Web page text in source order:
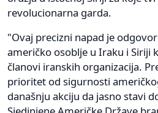
revolucionarna garda.
"Ovaj precizni napad je
američko osoblje u Iraku i Siriji
članovi iranskih organizacija.
prioritet od sigurnosti
današnju akciju da jasno stavi